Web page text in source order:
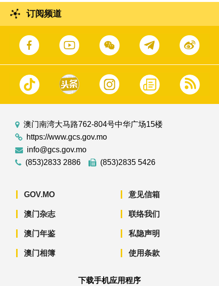
订阅频道
澳门南湾大马路762-804号中华广场15楼
https://www.gcs.gov.mo
info@gcs.gov.mo
(853)2833 2886
(853)2835 5426
GOV.MO
澳门杂志
澳门年鉴
澳门相簿
意见信箱
联络我们
私隐声明
使用条款
下载手机应用程序